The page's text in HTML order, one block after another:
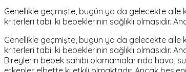
Genellikle geçmişte, bugün ya da gelecekte
kriterleri tabii ki bebeklerinin sağlıklı olmasıdır.
Genellikle geçmişte, bugün ya da gelecekte
kriterleri tabii ki bebeklerinin sağlıklı olmasıdır.
Bireylerin bebek sahibi olamamalarında hava,